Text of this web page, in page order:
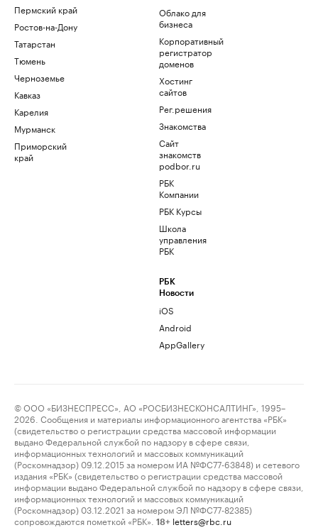
Пермский край
Ростов-на-Дону
Татарстан
Тюмень
Черноземье
Кавказ
Карелия
Мурманск
Приморский
край
Облако для
бизнеса
Корпоративный
регистратор
доменов
Хостинг
сайтов
Рег.решения
Знакомства
Сайт
знакомств
podbor.ru
РБК
Компании
РБК Курсы
Школа
управления
РБК
РБК
Новости
iOS
Android
AppGallery
© ООО «БИЗНЕСПРЕСС», АО «РОСБИЗНЕСКОНСАЛТИНГ», 1995–
2026. Сообщения и материалы информационного агентства «РБК»
(свидетельство о регистрации средства массовой информации
выдано Федеральной службой по надзору в сфере связи,
информационных технологий и массовых коммуникаций
(Роскомнадзор) 09.12.2015 за номером ИА №ФС77-63848) и сетевого
издания «РБК» (свидетельство о регистрации средства массовой
информации выдано Федеральной службой по надзору в сфере связи,
информационных технологий и массовых коммуникаций
(Роскомнадзор) 03.12.2021 за номером ЭЛ №ФС77-82385)
сопровождаются пометкой «РБК».
18+ letters@rbc.ru